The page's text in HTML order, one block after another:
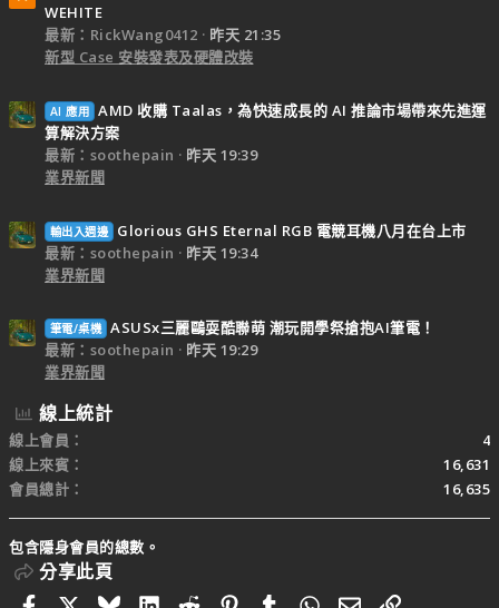
WEHITE
最新：RickWang0412
昨天 21:35
新型 Case 安裝發表及硬體改裝
AI 應用 AMD 收購 Taalas，為快速成長的 AI 推論市場帶來先進運
算解決方案
最新：soothepain
昨天 19:39
業界新聞
輸出入週邊
Glorious GHS Eternal RGB 電競耳機八月在台上市
最新：soothepain
昨天 19:34
業界新聞
筆電/桌機 ASUSx三麗鷗耍酷聯萌 潮玩開學祭搶抱AI筆電！
最新：soothepain
昨天 19:29
業界新聞
線上統計
線上會員
4
線上來賓
16,631
會員總計
16,635
包含隱身會員的總數。
分享此頁
FacebookBlueskyLinkedIn
RedditPinterestTumblrWhatsApp
電子郵件
連結